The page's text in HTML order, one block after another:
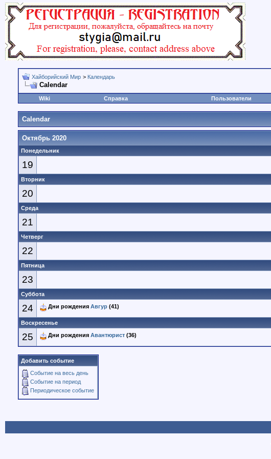
Хайборийский Мир > Календарь
Calendar
Wiki
Справка Пользователи
Calendar
Октябрь 2020
Понедельник
19
Вторник
20
Среда
21
Четверг
22
Пятница
23
Суббота
24 Дни рождения Авгур (41)
Воскресенье
25 Дни рождения Авантюрист (36)
Добавить событие
Событие на весь день
Событие на период
Периодическое событие